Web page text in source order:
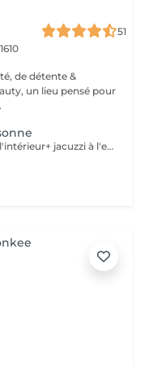
51
de détente &
4h de relaxation sauna jacuzzi privé à l'intérieur+ jacuzzi à l'extérieur +terrasse avec brasero+ gommage corps + massage relaxant + repas (max 10 pers.) prix par pers. Spécial pour anniversaire, enterrement de vie de jeunes filles, familial ex...